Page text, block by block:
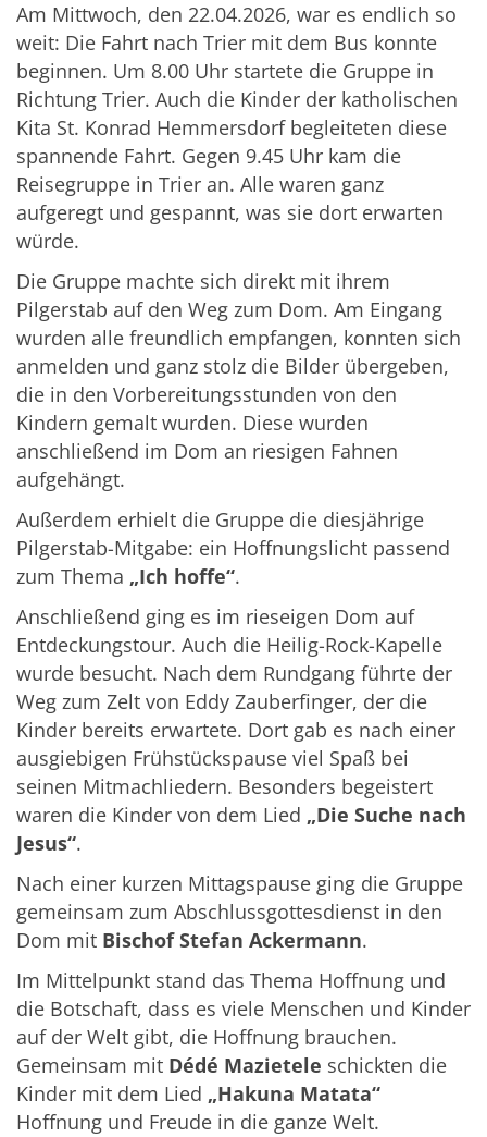
Am Mittwoch, den 22.04.2026, war es endlich so
weit: Die Fahrt nach Trier mit dem Bus konnte
beginnen. Um 8.00 Uhr startete die Gruppe in
Richtung Trier. Auch die Kinder der katholischen
Kita St. Konrad Hemmersdorf begleiteten diese
spannende Fahrt. Gegen 9.45 Uhr kam die
Reisegruppe in Trier an. Alle waren ganz
aufgeregt und gespannt, was sie dort erwarten
würde.
Die Gruppe machte sich direkt mit ihrem
Pilgerstab auf den Weg zum Dom. Am Eingang
wurden alle freundlich empfangen, konnten sich
anmelden und ganz stolz die Bilder übergeben,
die in den Vorbereitungsstunden von den
Kindern gemalt wurden. Diese wurden
anschließend im Dom an riesigen Fahnen
aufgehängt.
Außerdem erhielt die Gruppe die diesjährige
Pilgerstab-Mitgabe: ein Hoffnungslicht passend
zum Thema „Ich hoffe“.
Anschließend ging es im rieseigen Dom auf
Entdeckungstour. Auch die Heilig-Rock-Kapelle
wurde besucht. Nach dem Rundgang führte der
Weg zum Zelt von Eddy Zauberfinger, der die
Kinder bereits erwartete. Dort gab es nach einer
ausgiebigen Frühstückspause viel Spaß bei
seinen Mitmachliedern. Besonders begeistert
waren die Kinder von dem Lied „Die Suche nach
Jesus“.
Nach einer kurzen Mittagspause ging die Gruppe
gemeinsam zum Abschlussgottesdienst in den
Dom mit Bischof Stefan Ackermann.
Im Mittelpunkt stand das Thema Hoffnung und
die Botschaft, dass es viele Menschen und Kinder
auf der Welt gibt, die Hoffnung brauchen.
Gemeinsam mit Dédé Mazietele schickten die
Kinder mit dem Lied „Hakuna Matata“
Hoffnung und Freude in die ganze Welt.